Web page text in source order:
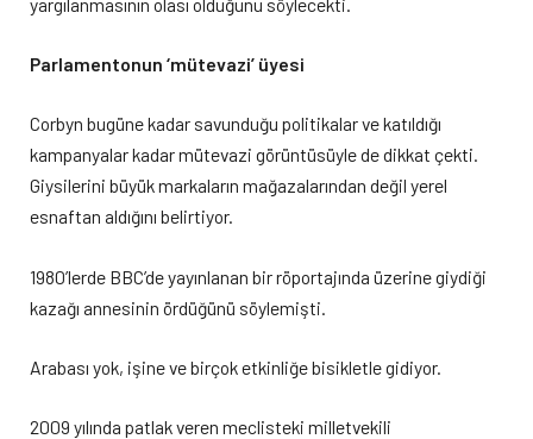
Parlamentonun ‘mütevazi’ üyesi
Corbyn bugüne kadar savunduğu politikalar ve katıldığı
kampanyalar kadar mütevazi görüntüsüyle de dikkat çekti.
Giysilerini büyük markaların mağazalarından değil yerel
esnaftan aldığını belirtiyor.
1980’lerde BBC’de yayınlanan bir röportajında üzerine giydiği
kazağı annesinin ördüğünü söylemişti.
Arabası yok, işine ve birçok etkinliğe bisikletle gidiyor.
2009 yılında patlak veren meclisteki milletvekili